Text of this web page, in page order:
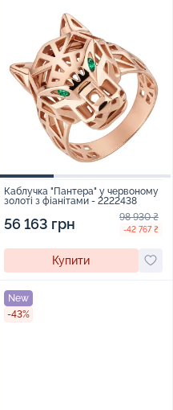
Каблучка "Пантера" у червоному
золоті з фіанітами - 2222438
56 163 грн 98 930 ₴
-42 767 ₴
Купити
New
-43%